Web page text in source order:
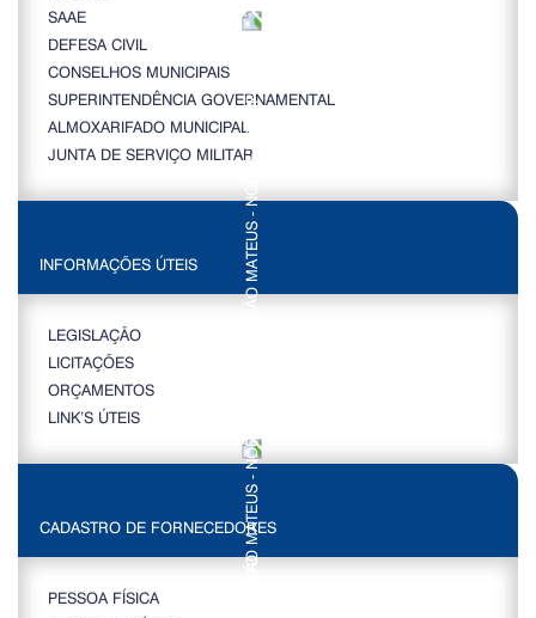
SAAE
DEFESA CIVIL
CONSELHOS MUNICIPAIS
SUPERINTENDÊNCIA GOVERNAMENTAL
ALMOXARIFADO MUNICIPAL
JUNTA DE SERVIÇO MILITAR
INFORMAÇÕES ÚTEIS
LEGISLAÇÃO
LICITAÇÕES
ORÇAMENTOS
LINK’S ÚTEIS
CADASTRO DE FORNECEDORES
PESSOA FÍSICA